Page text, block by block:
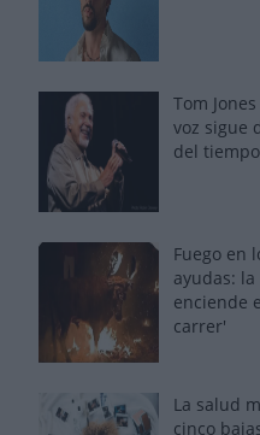
Tom
voz sigue
del tiempo
Fuego en
ayudas:
enciende
carrer'
La salud
cinco